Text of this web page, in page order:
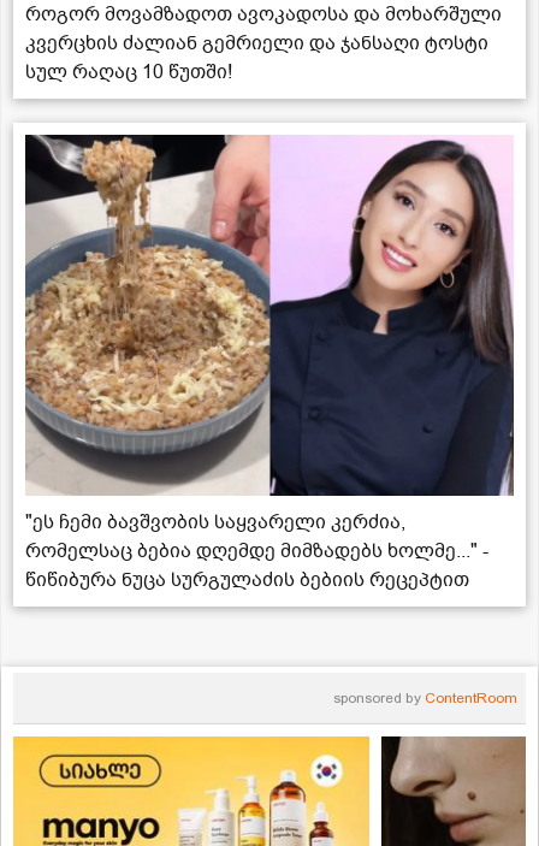
როგორ მოვამზადოთ ავოკადოსა და მოხარშული
კვერცხის ძალიან გემრიელი და ჯანსაღი ტოსტი
სულ რაღაც 10 წუთში!
"ეს ჩემი ბავშვობის საყვარელი კერძია,
რომელსაც ბებია დღემდე მიმზადებს ხოლმე..." -
წიწიბურა ნუცა სურგულაძის ბებიის რეცეპტით
sponsored by ContentRoom